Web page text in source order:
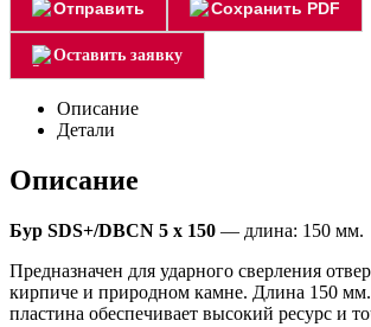
Отправить Сохранить PDF
Оставить заявку
Описание
Детали
Описание
Бур SDS+/DBCN 5 x 150 — длина: 150 мм.
Предназначен для ударного сверления
кирпиче и природном камне. Длина 150 мм.
пластина обеспечивает высокий ресурс и